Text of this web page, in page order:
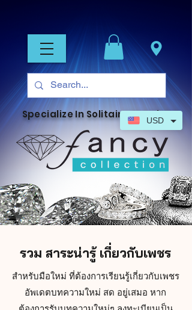
Specialize In Solitaire Jewelry
รวม สาระน่ารู้ เกี่ยวกับเพชร
สำหรับมือใหม่ ที่ต้องการเรียนรู้เกี่ยวกับเพชร
อัพเดตบทความใหม่ สด อยู่เสมอ หาก
USD